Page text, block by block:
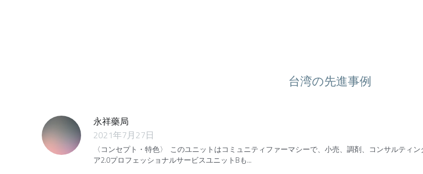
2021年7月27日
〈コンセプト・特色〉 このユニットはコミュニティファーマシーで、小売、調剤、コンサルティ
ア2.0プロフェッショナルサービスユニットBも...